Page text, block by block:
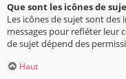
Que sont les icônes de
Les icônes de sujet sont des
messages pour refléter leur
de sujet dépend des
Haut